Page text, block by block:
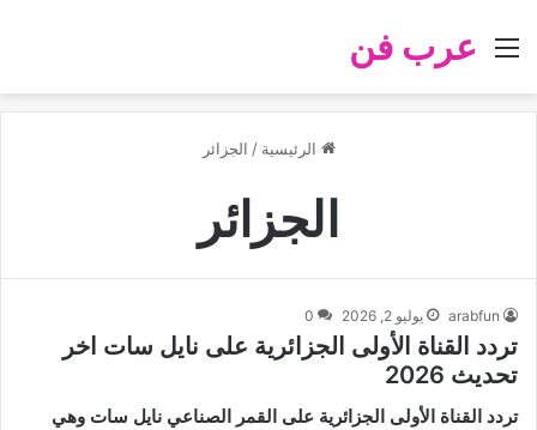
عرب فن
القائمة
الرئيسية / الجزائر
الجزائر
arabfun يوليو 2, 2026 0
تردد القناة الأولى الجزائرية على نايل سات اخر
تحديث 2026
تردد القناة الأولى الجزائرية على القمر الصناعي نايل سات وهي